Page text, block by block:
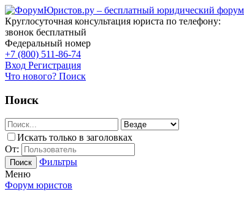
Круглосуточная консультация юриста по телефону:
звонок бесплатный
Федеральный номер
+7 (800) 511-86-74
Вход Регистрация
Что нового? Поиск
Поиск
Искать только в заголовках
От:
Поиск
Фильтры
Меню
Форум юристов